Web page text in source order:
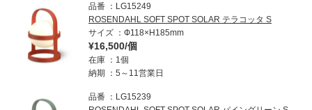
品番
LG15249
ROSENDAHL SOFT SPOT SOLAR テラコッタ S
サイズ
Ф118×H185mm
¥16,500/個
在庫
1個
納期
5～11営業日
品番
LG15239